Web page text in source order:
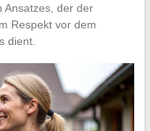
Ansatzes, der der
Respekt vor dem
dient.